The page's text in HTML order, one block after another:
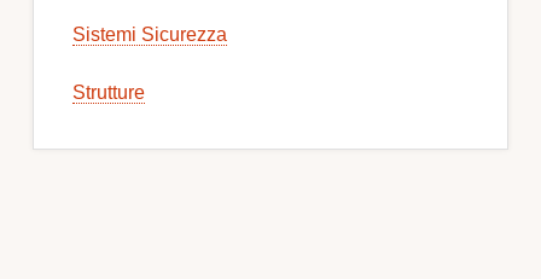
Sistemi Sicurezza
Strutture